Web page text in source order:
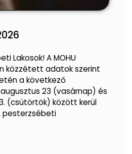
Lakosok! A MOHU
közzétett adatok szerint
a következő
23 (vasárnap) és
(csütörtök) között kerül
pesterzsébeti